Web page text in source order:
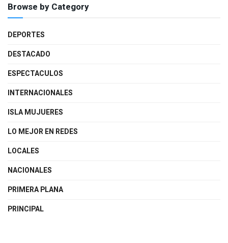
Browse by Category
DEPORTES
DESTACADO
ESPECTACULOS
INTERNACIONALES
ISLA MUJUERES
LO MEJOR EN REDES
LOCALES
NACIONALES
PRIMERA PLANA
PRINCIPAL